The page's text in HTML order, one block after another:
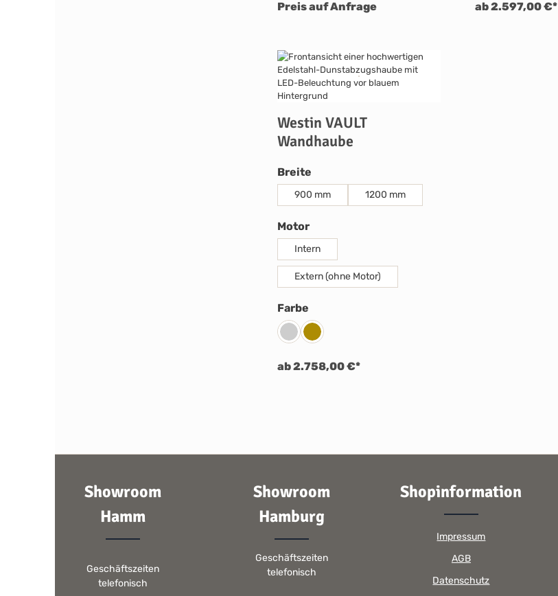
Preis auf Anfrage ab 2.597,00 €*
Westin VAULT
Wandhaube
Breite
900 mm 1200 mm
Motorauswählen
Intern
Extern (ohne Motor)
Farbe
EdelstahlRAL-Farbe
ab 2.758,00 €*
Showroom
Hamm
Geschäftszeiten
telefonisch
Showroom
Hamburg
Geschäftszeiten
telefonisch
Shopinformation
Impressum
AGB
Datenschutz